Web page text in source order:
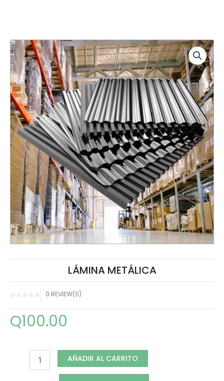
LÁMINA METÁLICA
0 REVIEW(S)
Q100.00
Metálica
cantidad
AÑADIR AL CARRITO